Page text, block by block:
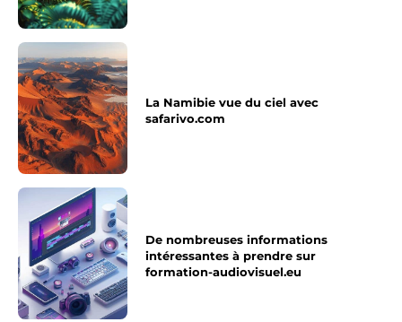
La Namibie vue du ciel avec
safarivo.com
De nombreuses informations
intéressantes à prendre sur
formation-audiovisuel.eu